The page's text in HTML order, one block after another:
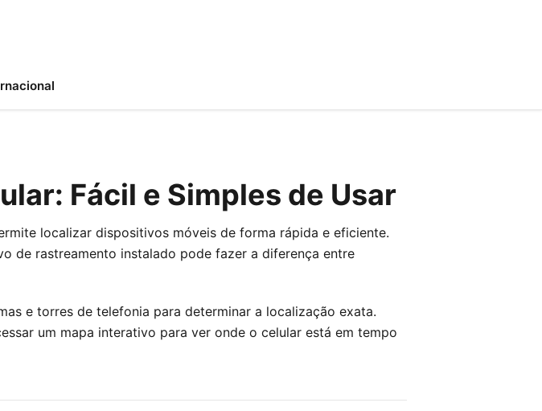
Fácil e Simples de Usar
localizar dispositivos móveis de forma rápida e eficiente.
de rastreamento instalado pode fazer a diferença entre
e torres de telefonia para determinar a localização exata.
um mapa interativo para ver onde o celular está em tempo